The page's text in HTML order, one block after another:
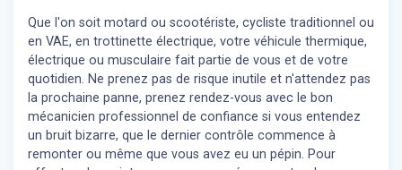
Que l'on soit motard ou scootériste, cycliste traditionnel ou
en VAE, en trottinette électrique, votre véhicule thermique,
électrique ou musculaire fait partie de vous et de votre
quotidien. Ne prenez pas de risque inutile et n'attendez pas
la prochaine panne, prenez rendez-vous avec le bon
mécanicien professionnel de confiance si vous entendez
un bruit bizarre, que le dernier contrôle commence à
remonter ou même que vous avez eu un pépin. Pour